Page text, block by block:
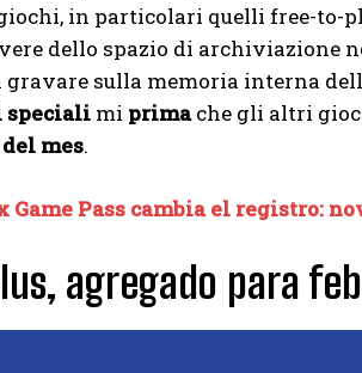
in particolari quelli free-to-
dello spazio di archiviazione
gravare sulla memoria interna
speciali mi primache gli altri
mes.
Game Pass cambia el registro:
agregado para